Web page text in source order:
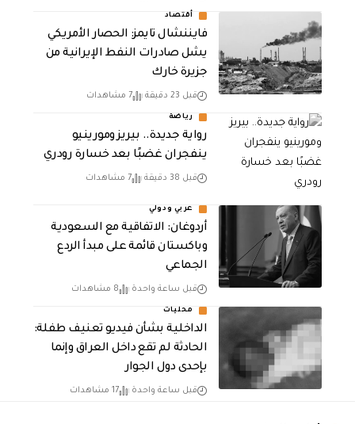
أقتصاد
فايننشال تايمز: الحصار الأمريكي
يشل صادرات النفط الإيرانية من
جزيرة خارك
قبل 23 دقيقة 7 مشاهدات
رياضة
رواية جديدة.. بيريز ومورينيو
ينفجران غضبًا بعد خسارة رودري
قبل 38 دقيقة 7 مشاهدات
عربي ودولي
أردوغان: الاتفاقية مع السعودية
وباكستان قائمة على مبدأ الردع
الجماعي
قبل ساعة واحدة 8 مشاهدات
محليات
الداخلية بشأن فيديو تعنيف طفلة:
الحادثة لم تقع داخل العراق وإنما
بإحدى دول الجوار
قبل ساعة واحدة 17 مشاهدات